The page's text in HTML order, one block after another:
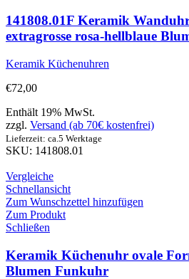
141808.01F Keramik
extragrosse rosa-hellblaue
Keramik Küchenuhren
€72,00
Enthält 19% MwSt.
zzgl. Versand (ab 70€ kostenfrei)
Lieferzeit: ca.5 Werktage
SKU: 141808.01
Vergleiche
Schnellansicht
Zum Wunschzettel hinzufügen
Zum Produkt
Schließen
Keramik Küchenuhr ovale
Blumen Funkuhr